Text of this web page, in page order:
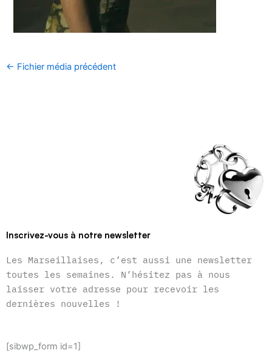
← Fichier média précédent
Inscrivez-vous à notre newsletter
Les Marseillaises, c’est aussi une newsletter
toutes les semaines. N’hésitez pas à nous
laisser votre adresse pour recevoir les
dernières nouvelles !
[sibwp_form id=1]